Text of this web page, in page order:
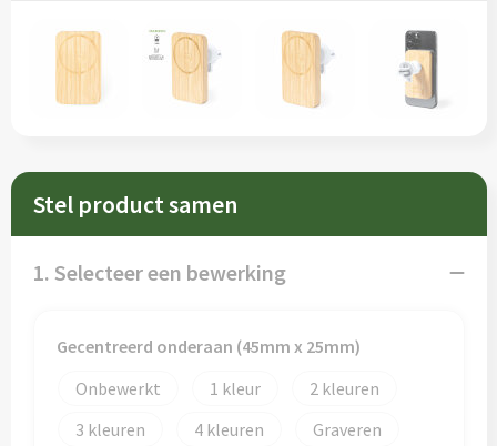
Snoepgoed
Veiligheid, Auto en Fiets
Waterflesjes
Themapakketten
Sweaters
Veiligheidsvesten en Veiligheidshesjes
Werkkleding sets
Gereedschap
Gehoorbescherming
Stel product samen
1. Selecteer een bewerking
Gecentreerd onderaan (45mm x 25mm)
Onbewerkt
1
2
3
4 Graveren